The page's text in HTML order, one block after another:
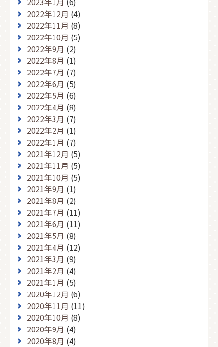
2022年12月 (4)
2022年11月 (8)
2022年10月 (5)
2022年9月 (2)
2022年8月 (1)
2022年7月 (7)
2022年6月 (5)
2022年5月 (6)
2022年4月 (8)
2022年3月 (7)
2022年2月 (1)
2022年1月 (7)
2021年12月 (5)
2021年11月 (5)
2021年10月 (5)
2021年9月 (1)
2021年8月 (2)
2021年7月 (11)
2021年6月 (11)
2021年5月 (8)
2021年4月 (12)
2021年3月 (9)
2021年2月 (4)
2021年1月 (5)
2020年12月 (6)
2020年11月 (11)
2020年10月 (8)
2020年9月 (4)
2020年8月 (4)